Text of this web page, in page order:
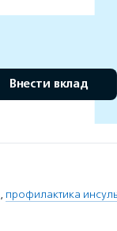
Внести вклад
, профилактика